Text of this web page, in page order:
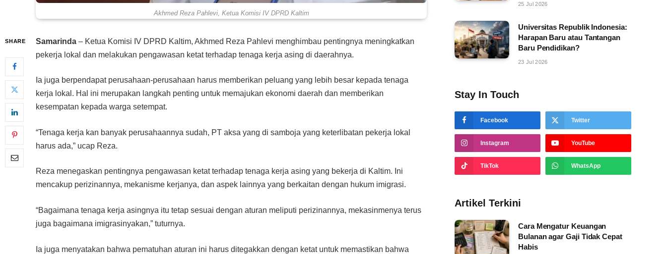
Akhmed Reza Pahlevi, Ketua Komisi IV DPRD Kaltim
SHARE Samarinda – Ketua Komisi IV DPRD Kaltim, Akhmed Reza Pahlevi menghimbau pentingnya meningkatkan
pekerja lokal dan melakukan pengawasan ketat terhadap tenaga kerja asing di daerahnya.
Ia juga berpendapat perusahaan-perusahaan harus memberikan peluang yang lebih besar kepada tenaga
kerja lokal. Hal ini merupakan langkah penting untuk memajukan ekonomi daerah dan memberikan
kesempatan kepada warga setempat.
“Tenaga kerja kan banyak perusahaannya sudah, PT aksa yang di samboja yang keterlibatan pekerja lokal
harus ada,” ucap Reza.
Reza menegaskan pentingnya pengawasan ketat terhadap tenaga kerja asing yang bekerja di Kaltim. Ini
mencakup perizinannya, mekanisme kerjanya, dan aspek lainnya yang berkaitan dengan hukum imigrasi.
“Bagaimana tenaga kerja asingnya itu tetap sesuai dengan aturan meliputi perizinannya, mekasinmenya terus
juga bagaimana imigrasinyakan,” tuturnya.
Ia juga menyatakan bahwa pematuhan aturan ini harus ditegakkan dengan ketat untuk memastikan bahwa
25 Jul 2026
Universitas Republik Indonesia:
Harapan Baru atau Tantangan
Baru Pendidikan?
23 Jul 2026
Stay In Touch
Facebook Twitter
Instagram YouTube
TikTok WhatsApp
Artikel Terkini
Cara Mengatur Keuangan
Bulanan agar Gaji Tidak Cepat
Habis